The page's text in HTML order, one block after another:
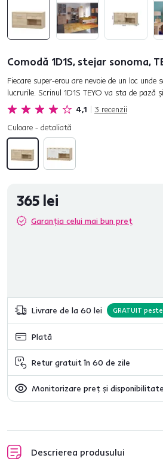
Comodă 1D1S, stejar sonoma,
4,1 3 recenzii
Fiecare super-erou are nevoie de un loc unde
lucrurile. Scrinul 1D1S TEYO va sta de pază
esenţiale ale fiecărui micuţ. Fabricat din DTD
Culoare - detaliată
365 lei
Garanția celui mai bun preț
Livrare de la 60 lei GRATUIT
Plată
Retur gratuit în 60 de zile
Monitorizare preț și disponibilitate
Descrierea produsului